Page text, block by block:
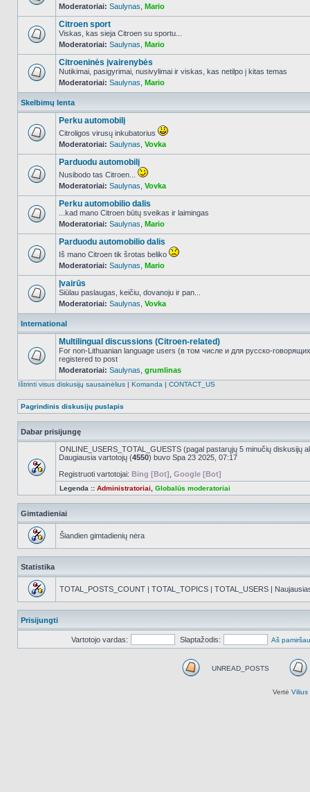
NO_UNREAD_POSTS
Moderatoriai: Saulynas Mario
NO_UNREAD_POSTS
Citroen sport
Viskas, kas sieja Citroen su sportu...
Moderatoriai: Saulynas Mario
NO_UNREAD_POSTS
Citroeninės įvairenybės
Nutikimai, pasigyrimai, nusivylimai ir viskas, kas netilpo į kitas temas
Moderatoriai: Saulynas Mario
Skelbimų lenta
NO_UNREAD_POSTS
Perku automobilį
Citroligos virusų inkubatorius
Moderatoriai: Saulynas Vovka
NO_UNREAD_POSTS
Parduodu automobilį
Nusibodo tas Citroen...
Moderatoriai: Saulynas Vovka
NO_UNREAD_POSTS
Perku automobilio dalis
...kad mano Citroen būtų sveikas ir laimingas
Moderatoriai: Saulynas Mario
NO_UNREAD_POSTS
Parduodu automobilio dalis
Iš mano Citroen tik šrotas beliko
Moderatoriai: Saulynas Mario
NO_UNREAD_POSTS
Įvairūs
Siūlau paslaugas, keičiu, dovanoju ir pan...
Moderatoriai: Saulynas Vovka
International
NO_UNREAD_POSTS
Multilingual discussions (Citroen-related)
For non-Lithuanian language users (в том числе и для русско-
registered to post
Moderatoriai: Saulynas grumlinas
Ištrinti visus diskusijų sausainėlius | Komanda | CONTACT_US
Pagrindinis diskusijų puslapis
Dabar prisijungę
ONLINE_USERS_TOTAL_GUESTS (pagal pastarųjų 5 minučių diskusijų
Daugiausia vartotojų (4550) buvo Spa 23 2025, 07:17
Registruoti vartotojai: Bing [Bot] Google [Bot]
Legenda :: Administratoriai Globalūs moderatoriai
Gimtadieniai
Šiandien gimtadienių nėra
Statistika
TOTAL_POSTS_COUNT | TOTAL_TOPICS | TOTAL_USERS |
Prisijungti
Vartotojo vardas: Slaptažodis: Aš
UNREAD_POSTS
Vertė Vilius